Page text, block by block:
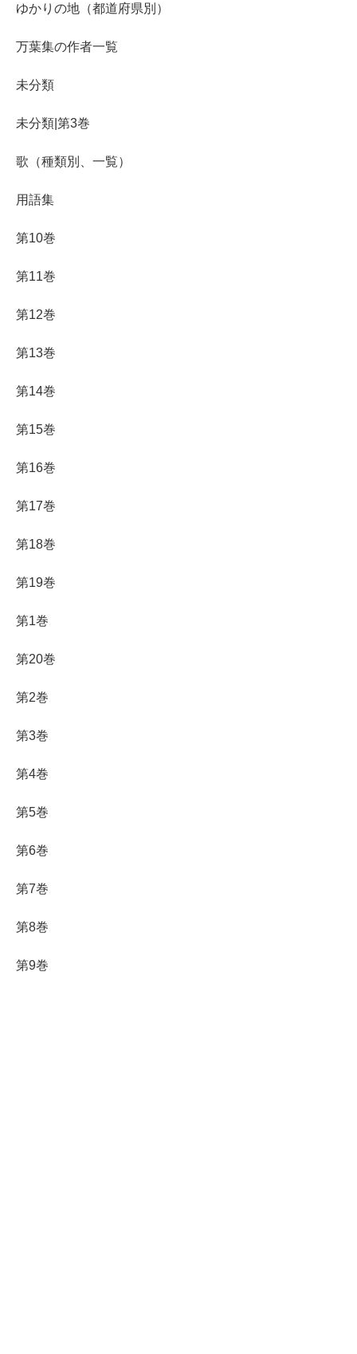
ゆかりの地（都道府県別）
万葉集の作者一覧
未分類
未分類|第3巻
歌（種類別、一覧）
用語集
第10巻
第11巻
第12巻
第13巻
第14巻
第15巻
第16巻
第17巻
第18巻
第19巻
第1巻
第20巻
第2巻
第3巻
第4巻
第5巻
第6巻
第7巻
第8巻
第9巻